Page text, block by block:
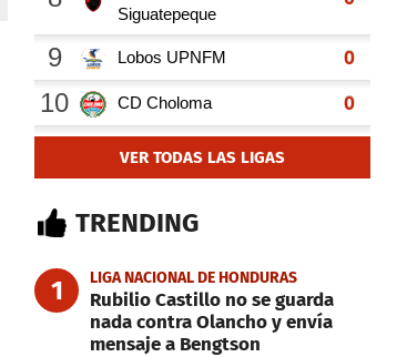
VER TODAS LAS LIGAS
TRENDING
1 LIGA NACIONAL DE HONDURAS
Rubilio Castillo no se guarda
nada contra Olancho y envía
mensaje a Bengtson